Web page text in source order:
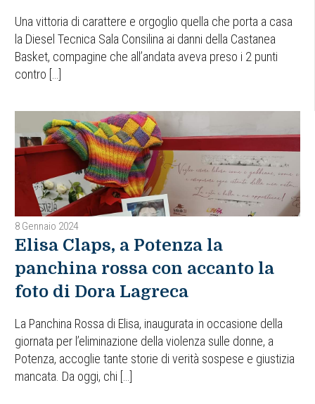
Una vittoria di carattere e orgoglio quella che porta a casa
la Diesel Tecnica Sala Consilina ai danni della Castanea
Basket, compagine che all’andata aveva preso i 2 punti
contro […]
8 Gennaio 2024
Elisa Claps, a Potenza la
panchina rossa con accanto la
foto di Dora Lagreca
La Panchina Rossa di Elisa, inaugurata in occasione della
giornata per l’eliminazione della violenza sulle donne, a
Potenza, accoglie tante storie di verità sospese e giustizia
mancata. Da oggi, chi […]